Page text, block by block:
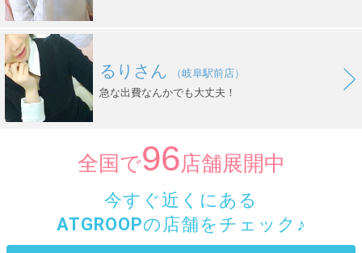
るりさん
（岐阜駅前店）
急な出費なんかでも大丈夫！
全国で96店舗展開中
今すぐ近くにある
ATGROOPの店舗をチェック♪